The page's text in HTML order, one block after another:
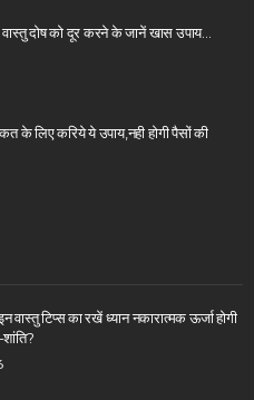
दोष को दूर करने के जानें खास उपाय…
के लिए करिये ये उपाय,नही होगी पैसों की
वास्तु टिप्स का रखें ध्यान नकारात्मक ऊर्जा होगी